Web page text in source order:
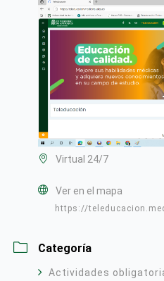
Virtual 24/7
Ver en el mapa
https://
Categoría
Actividades